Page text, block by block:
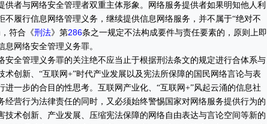
者与网络安全管理者双重主体形象。网络服务提供者如果明知他人利
履行信息网络管理义务，继续提供信息网络服务，并不属于“绝对不
符合《刑法》第286条之一规定不法构成要件与责任要素的，原则上即
网络安全管理义务罪。
全管理义务罪的关注绝不应当止于根据刑法条文的规定进行合体系与
创新、“互联网+”时代产业发展以及宪法所保障的国民网络言论与表
一步的合目的性思考。互联网产业化、“互联网+”风起云涌的信息社
营行为法律责任的同时，又必须始终警惕国家对网络服务提供行为的
术创新、产业发展、压缩宪法保障的网络自由表达与言论空间等新的